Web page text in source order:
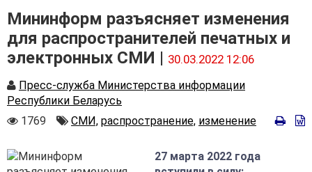
Мининформ разъясняет изменения
для распространителей печатных и
электронных СМИ | 30.03.2022 12:06
Автор
Пресс-служба Министерства информации
Республики Беларусь
Количество
1769 Автор
СМИ, распространение, изменение
27 марта 2022 года